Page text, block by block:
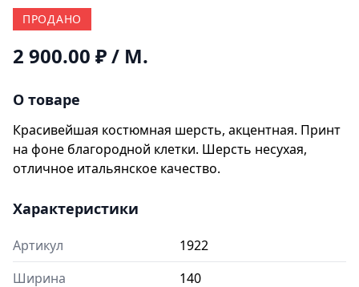
ПРОДАНО
2 900.00 ₽/ М.
О товаре
Красивейшая костюмная шерсть, акцентная. Принт
на фоне благородной клетки. Шерсть несухая,
отличное итальянское качество.
Характеристики
Артикул
1922
Ширина
140